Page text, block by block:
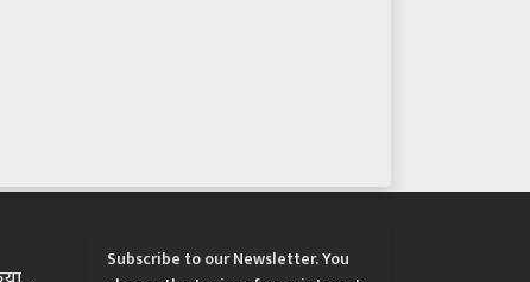
Subscribe to our Newsletter. You